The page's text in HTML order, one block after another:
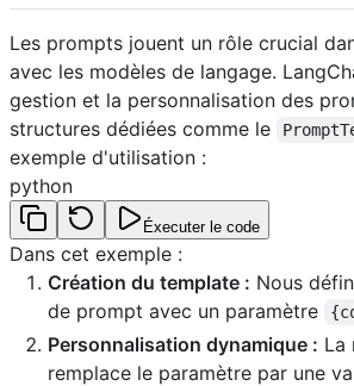
Les prompts jouent un rôle crucial
avec les modèles de langage.
gestion et la personnalisation des
structures dédiées comme le
exemple d'utilisation :
python
Éxecuter le code
Dans cet exemple :
Création du template : Nous
de prompt avec un paramètre
Personnalisation dynamique : La
remplace le paramètre par une